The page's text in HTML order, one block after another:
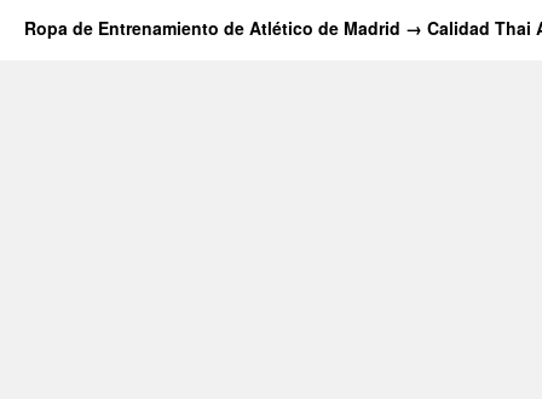
Ropa de Entrenamiento de Atlético de Madrid → Calidad Thai